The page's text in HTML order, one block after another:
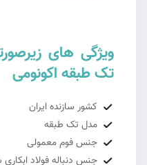
ویژگی های
تک طبقه اکونومی
کشور سازنده ایران
مدل تک طبقه
جنس فوم معمولی
جنس دنباله فولاد